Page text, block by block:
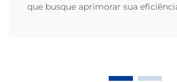
que busque aprimorar sua